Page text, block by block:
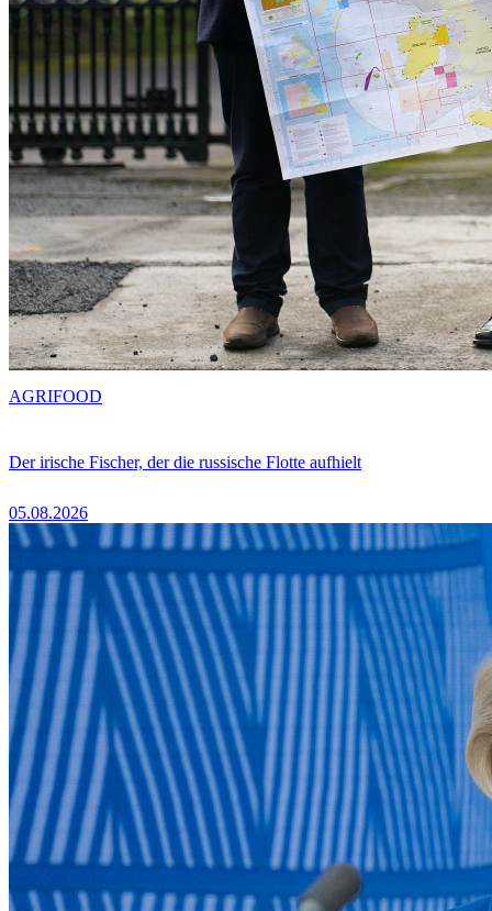
Der irische Fischer, der die russische Flotte aufhielt
05.08.2026
AGRIFOOD